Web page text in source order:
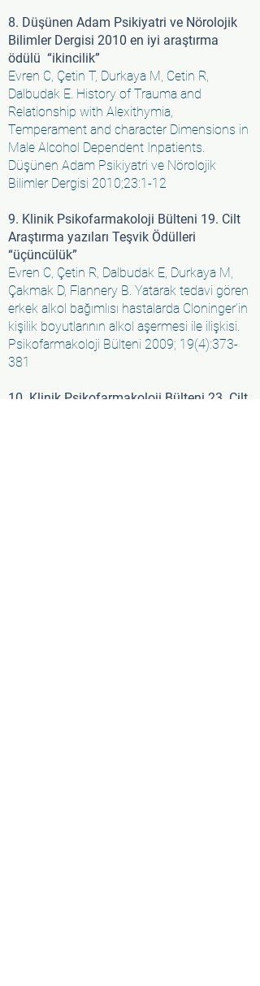
8. Düşünen Adam Psikiyatri ve Nörolojik
Bilimler Dergisi 2010 en iyi araştırma
ödülü “ikincilik”
Evren C, Çetin T, Durkaya M, Cetin R,
Dalbudak E. History of Trauma and
Relationship with Alexithymia,
Temperament and character Dimensions in
Male Alcohol Dependent Inpatients.
Düşünen Adam Psikiyatri ve Nörolojik
Bilimler Dergisi 2010;23:1-12
9. Klinik Psikofarmakoloji Bülteni 19. Cilt
Araştırma yazıları Teşvik Ödülleri
“üçüncülük”
Evren C, Çetin R, Dalbudak E, Durkaya M,
Çakmak D, Flannery B. Yatarak tedavi gören
erkek alkol bağımlısı hastalarda Cloninger’in
kişilik boyutlarının alkol aşermesi ile ilişkisi.
Psikofarmakoloji Bülteni 2009; 19(4):373-
381
10. Klinik Psikofarmakoloji Bülteni 23. Cilt